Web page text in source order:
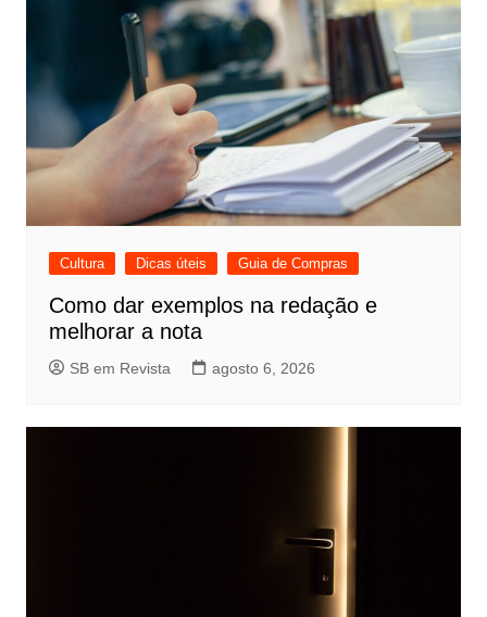
Cultura Dicas úteis Guia de Compras
Como dar exemplos na redação e
melhorar a nota
SB em Revista agosto 6, 2026